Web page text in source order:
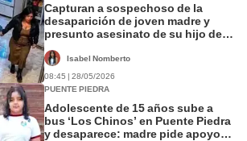
Capturan a sospechoso de la
desaparición de joven madre y
presunto asesinato de su hijo de 6
Isabel Nomberto
08:45 | 28/05/2026
PUENTE PIEDRA
Adolescente de 15 años sube a
bus ‘Los Chinos’ en Puente Piedra
y desaparece: madre pide apoyo